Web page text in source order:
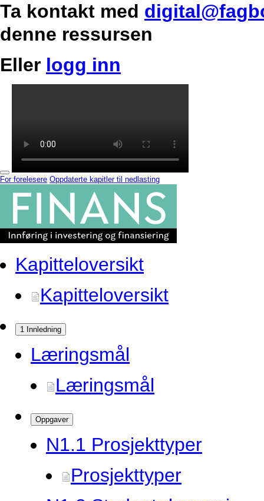
Ta kontakt med
denne ressursen
Eller logg inn
For forelesere Oppdaterte kapitler til nedlasting
Kapitteloversikt
Kapitteloversikt
1 Innledning
Læringsmål
Læringsmål
Oppgaver
N1.1 Prosjekttyper
Prosjekttyper